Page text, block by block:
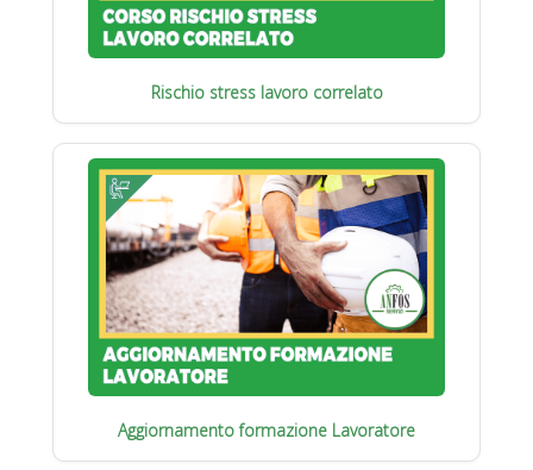
Rischio stress lavoro correlato
Aggiornamento formazione Lavoratore